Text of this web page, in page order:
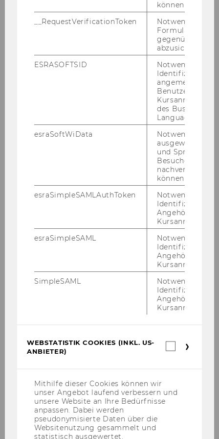
Ältere npoNewsletter
npoNewsletter 3/2023
npoNewsletter 4/2022
npoNewsletter 1/2022
npoNewsletter 2/2021
npoNewsletter 4/2020
npoNewsletter 3/2020
können.
__RequestVerificationToken
Notwendig, um
gegenüber
abzusichern.
ESRASOFTSID
Notwendig zur
Identifizierung
angemeldeten
Benutzers im
des Business
Language
esraSoftWiData
Notwendig um
ausgewählte
und
Besuchers
nachverfolgen
können.
esraSimpleSAMLAuthToken
Notwendig zur
Identifizierung
Angehörige/r für
Kursanmeldung.
esraSimpleSAML
Notwendig zur
Identifizierung
Angehörige/r für
Kursanmeldung.
SimpleSAML
Notwendig zur
Identifizierung
Angehörige/r für
Kursanmeldung.
WEBSTATISTIK COOKIES (INKL. US-
ANBIETER)
Mithilfe dieser Cookies können wir
unser Angebot laufend verbessern und
unsere Website an Ihre Bedürfnisse
anpassen. Dabei werden
pseudonymisierte Daten über die
Websitenutzung gesammelt und
statistisch ausgewertet.